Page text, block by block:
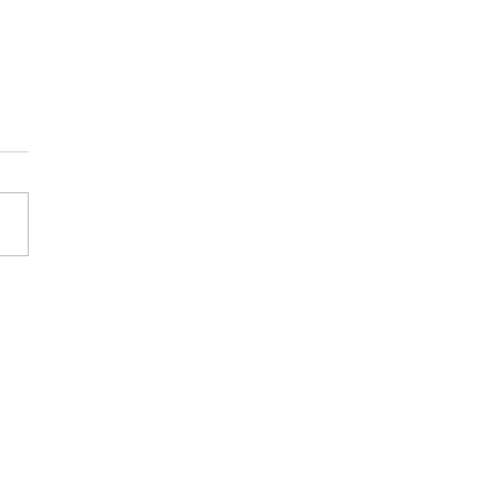
para envio de
Imobiliárias